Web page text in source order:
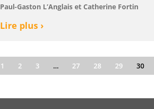
Paul-Gaston L’Anglais et Catherine Fortin
Lire plus ›
1 2 3 … 27 28 29 30